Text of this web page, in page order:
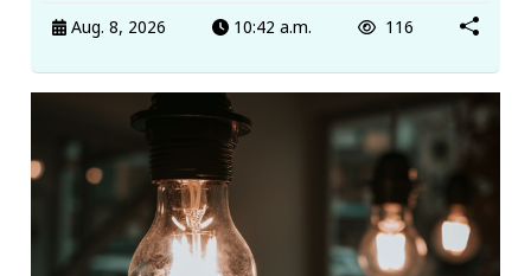
Aug. 8, 2026 10:42 a.m. 116